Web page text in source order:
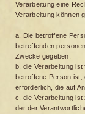
Verarbeitung eine
Verarbeitung können
a. Die betroffene
betreffenden
Zwecke gegeben;
b. die Verarbeitung
betroffene Person
erforderlich, die auf
c. die Verarbeitung
der der